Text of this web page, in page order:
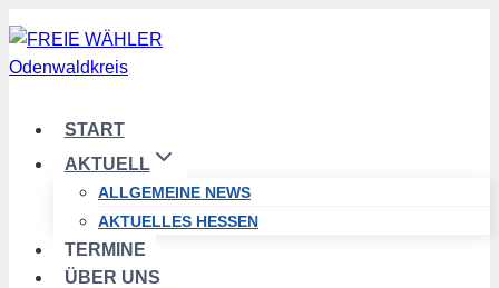
Zum
Inhalt
springen
START
AKTUELL
ALLGEMEINE NEWS
AKTUELLES HESSEN
TERMINE
ÜBER UNS